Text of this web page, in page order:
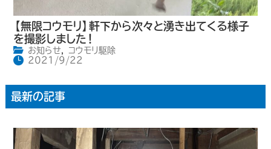
【無限コウモリ】軒下から次々と湧き出てくる様子
を撮影しました！
お知らせ,
コウモリ駆除
2021/9/22
最新の記事